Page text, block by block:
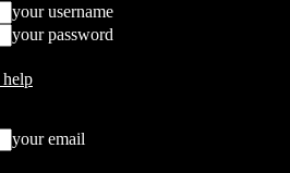
your username
your password
your email